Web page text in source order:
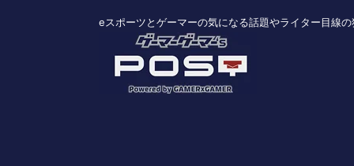
eスポーツとゲーマーの気になる話題やライター目線の